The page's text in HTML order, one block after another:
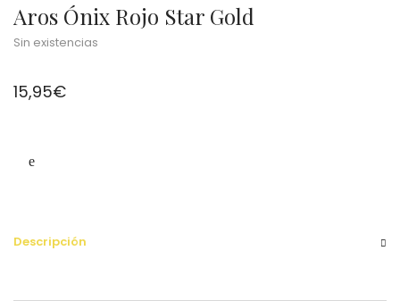
Aros Ónix Rojo Star Gold
Sin existencias
15,95€
Descripción